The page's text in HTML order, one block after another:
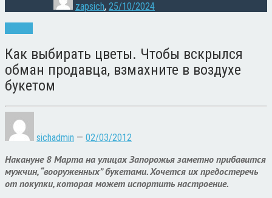
zapsich, 25/10/2024
Как выбирать цветы. Чтобы вскрылся
обман продавца, взмахните в воздухе
букетом
sichadmin — 02/03/2012
Накануне 8 Марта на улицах Запорожья заметно прибавится
мужчин, “вооруженных” букетами. Хочется их предостеречь
от покупки, которая может испортить настроение.